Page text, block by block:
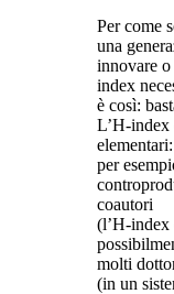
Per come
una
innovare o
index
è così:
L’H-index
elementari:
per
coautori
(l’H-
molti
(in un